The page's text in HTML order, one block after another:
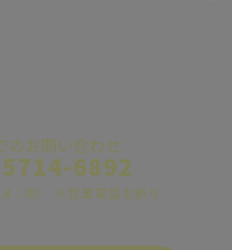
のお問い合わせ
6892
：00 ※営業電話お断り